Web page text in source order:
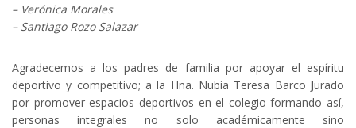
– Verónica Morales
– Santiago Rozo Salazar
Agradecemos a los padres de familia por apoyar el espíritu
deportivo y competitivo; a la Hna. Nubia Teresa Barco Jurado
por promover espacios deportivos en el colegio formando así,
personas integrales no solo académicamente sino